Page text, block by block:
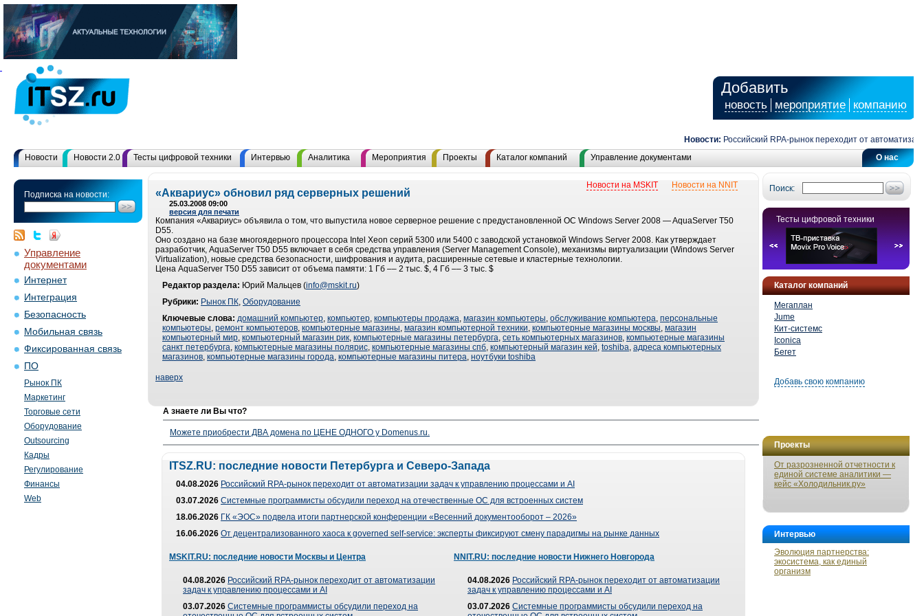
Добавить
новость мероприятие компанию
Новости: Российский RPA-рынок переходит от
О нас
Новости Новости 2.0 Тесты цифровой техники Интервью Аналитика Мероприятия Проекты Каталог компаний Управление документами
Подписка на новости:
Управление
документами
Интернет
Интеграция
Безопасность
Мобильная связь
Фиксированная связь
ПО
Рынок ПК
Маркетинг
Торговые сети
Оборудование
Outsourcing
Кадры
Регулирование
Финансы
Web
Поиск:
Тесты цифровой техники
Каталог компаний
Мегаплан
Jume
Кит-системс
Iconica
Бегет
Добавь свою компанию
Проекты
От разрозненной отчетности к
единой системе аналитики —
кейс «Холодильник.ру»
Интервью
Эволюция партнерства:
экосистема, как единый
организм
Новости на NNIT
Новости на MSKIT
«Аквариус» обновил ряд серверных решений
25.03.2008 09:00
версия для печати
Компания «Аквариус» объявила о том, что выпустила новое серверное решение с предустановленной ОС Windows Server 2008 — AquaServer T50
D55.
Оно создано на базе многоядерного процессора Intel Xeon серий 5300 или 5400 с заводской установкой Windows Server 2008. Как утверждает
разработчик, AquaServer T50 D55 включает в себя средства управления (Server Management Console), механизмы виртуализации (Windows Server
Virtualization), новые средства безопасности, шифрования и аудита, расширенные сетевые и кластерные технологии.
Цена AquaServer T50 D55 зависит от объема памяти: 1 Гб –– 2 тыс. $, 4 Гб –– 3 тыс. $
Редактор раздела: Юрий Мальцев (info@mskit.ru)
Рубрики: Рынок ПК, Оборудование
Ключевые слова: домашний компьютер, компьютер, компьютеры продажа, магазин компьютеры, обслуживание компьютера, персональные
компьютеры, ремонт компьютеров, компьютерные магазины, магазин компьютерной техники, компьютерные магазины москвы, магазин
компьютерный мир, компьютерный магазин рик, компьютерные магазины петербурга, сеть компьютерных магазинов, компьютерные магазины
санкт петербурга, компьютерные магазины полярис, компьютерные магазины спб, компьютерный магазин кей, toshiba, адреса компьютерных
магазинов, компьютерные магазины города, компьютерные магазины питера, ноутбуки toshiba
наверх
А знаете ли Вы что?
Можете приобрести ДВА домена по ЦЕНЕ ОДНОГО у Domenus.ru.
ITSZ.RU: последние новости Петербурга и Северо-Запада
04.08.2026 Российский RPA-рынок переходит от автоматизации задач к управлению процессами и AI
03.07.2026 Системные программисты обсудили переход на отечественные ОС для встроенных систем
18.06.2026 ГК «ЭОС» подвела итоги партнерской конференции «Весенний документооборот – 2026»
16.06.2026 От децентрализованного хаоса к governed self-service: эксперты фиксируют смену парадигмы на рынке данных
MSKIT.RU: последние новости Москвы и Центра
04.08.2026 Российский RPA-рынок переходит от автоматизации
задач к управлению процессами и AI
03.07.2026 Системные программисты обсудили переход на
NNIT.RU: последние новости Нижнего Новгорода
04.08.2026 Российский RPA-рынок переходит от автоматизации
задач к управлению процессами и AI
03.07.2026 Системные программисты обсудили переход на